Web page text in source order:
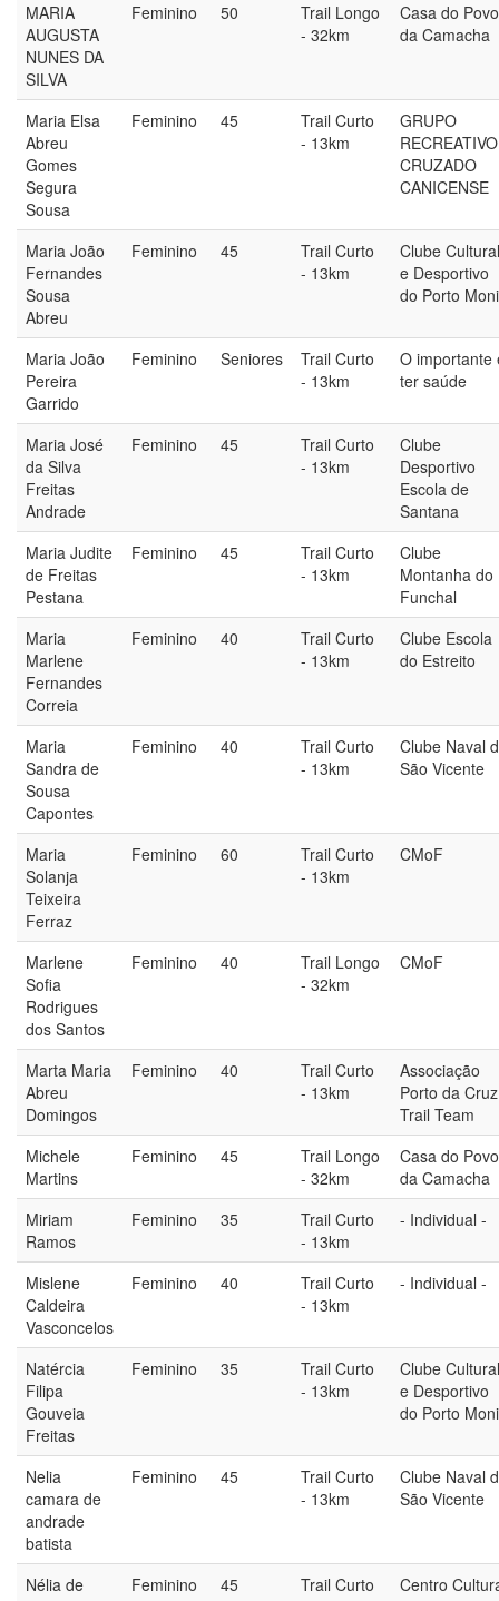
MARIA
AUGUSTA
NUNES DA
SILVA
Feminino 50
Trail Longo
- 32km
Casa do Povo
da Camacha
Maria Elsa
Abreu
Gomes
Segura
Sousa
Feminino 45
Trail Curto
- 13km
GRUPO
RECREATIVO
CRUZADO
CANICENSE
Maria João
Fernandes
Sousa
Abreu
Feminino 45
Trail Curto
- 13km
Clube Cultural
e Desportivo
do Porto
Maria João
Pereira
Garrido
Feminino Seniores
Trail Curto
- 13km
O importante
ter saúde
Maria José
da Silva
Freitas
Andrade
Feminino 45
Trail Curto
- 13km
Clube
Desportivo
Escola de
Santana
Maria Judite
de Freitas
Pestana
Feminino 45
Trail Curto
- 13km
Clube
Montanha do
Funchal
Maria
Marlene
Fernandes
Correia
Feminino 40
Trail Curto
- 13km
Clube Escola
do Estreito
Maria
Sandra de
Sousa
Capontes
Feminino 40
Trail Curto
- 13km
Clube Naval
São Vicente
Maria
Solanja
Teixeira
Ferraz
Feminino 60
Trail Curto
- 13km
CMoF
Marlene
Sofia
Rodrigues
dos Santos
Feminino 40
Trail Longo
- 32km
CMoF
Marta Maria
Abreu
Domingos
Feminino 40
Trail Curto
- 13km
Associação
Porto da Cruz
Trail Team
Michele
Martins
Feminino 45
Trail Longo
- 32km
Casa do Povo
da Camacha
Miriam
Ramos
Feminino 35
Trail Curto
- 13km
- Individual -
Mislene
Caldeira
Vasconcelos
Feminino 40
Trail Curto
- 13km
- Individual -
Natércia
Filipa
Gouveia
Freitas
Feminino 35
Trail Curto
- 13km
Clube Cultural
e Desportivo
do Porto
Nelia
camara de
andrade
batista
Feminino 45
Trail Curto
- 13km
Clube Naval
São Vicente
Nélia de
Feminino 45
Trail Curto
Centro